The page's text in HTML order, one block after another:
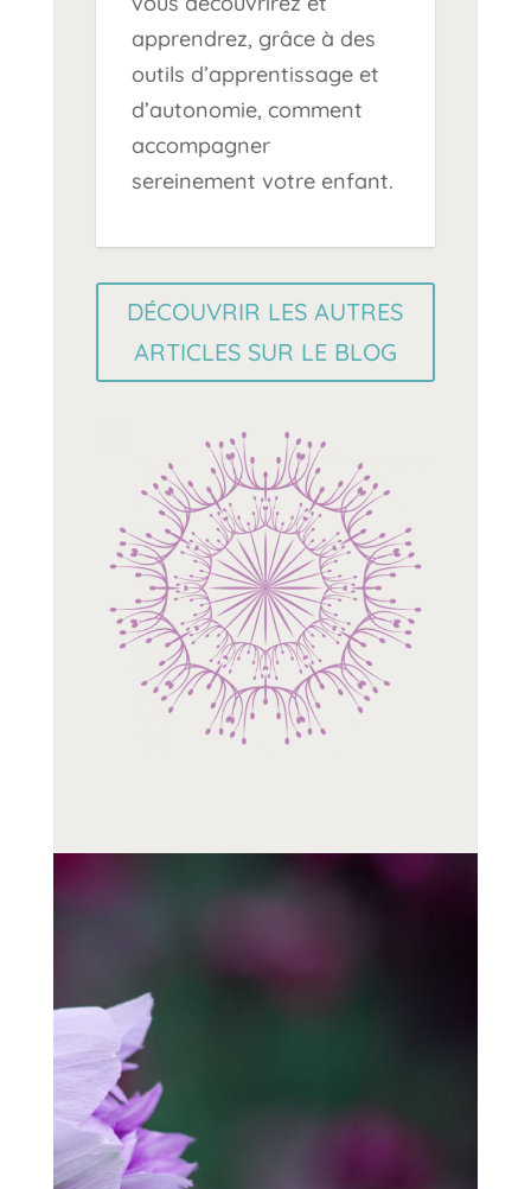
apprendrez, grâce à des
outils d’apprentissage et
d’autonomie, comment
accompagner
sereinement votre enfant.
DÉCOUVRIR LES AUTRES
ARTICLES SUR LE BLOG